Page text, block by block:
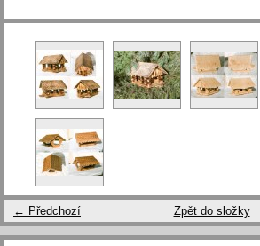
← Předchozí Zpět do složky